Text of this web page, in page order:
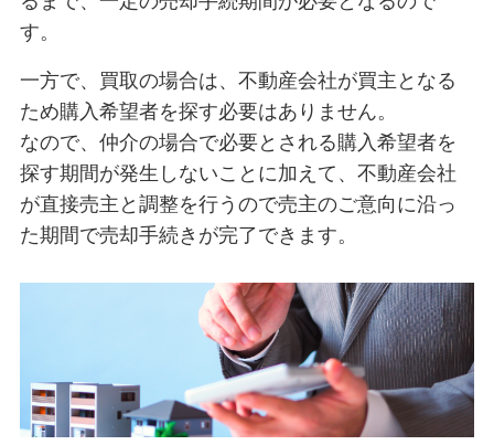
す。
一方で、買取の場合は、不動産会社が買主となる
ため購入希望者を探す必要はありません。
なので、仲介の場合で必要とされる購入希望者を
探す期間が発生しないことに加えて、不動産会社
が直接売主と調整を行うので売主のご意向に沿っ
た期間で売却手続きが完了できます。